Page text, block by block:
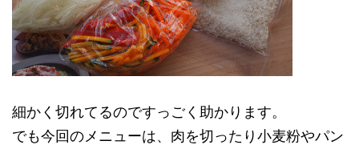
細かく切れてるのですっごく助かります。
でも今回のメニューは、肉を切ったり小麦粉やパン